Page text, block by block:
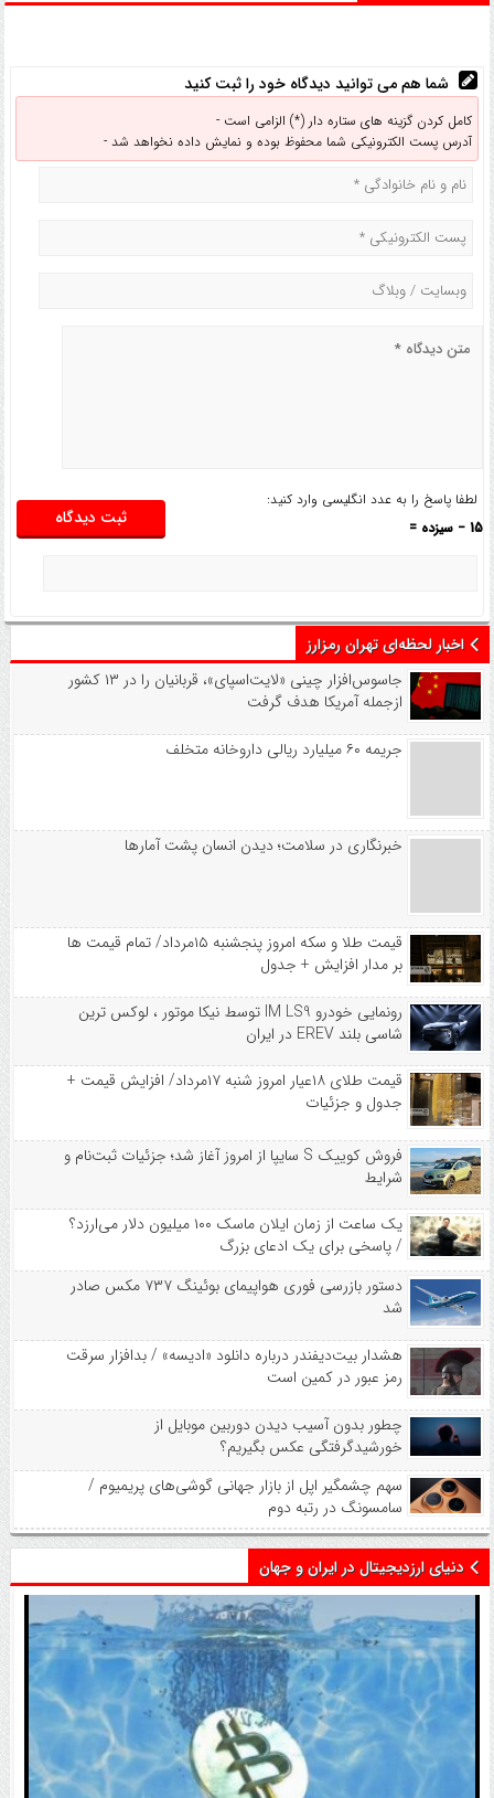
شما هم می توانید دیدگاه خود را ثبت کنید
کامل کردن گزینه های ستاره دار (*) الزامی است -
آدرس پست الکترونیکی شما محفوظ بوده و نمایش داده نخواهد شد -
لطفا پاسخ را به عدد انگلیسی وارد کنید:
15 − سیزده =
اخبار لحظه‌ای تهران رمزارز
جاسوس‌افزار چینی «لایت‌اسپای»، قربانیان را در ۱۳ کشور
ازجمله آمریکا هدف گرفت
جریمه ۶۰ میلیارد ریالی داروخانه متخلف
خبرنگاری در سلامت؛ دیدن انسان پشت آمارها
قیمت طلا و سکه امروز پنجشنبه ۱۵مرداد/ تمام قیمت ها
بر مدار افزایش + جدول
رونمایی خودرو IM LS9 توسط نیکا موتور ، لوکس ترین
شاسی بلند EREV در ایران
قیمت طلای ۱۸عیار امروز شنبه ۱۷مرداد/ افزایش قیمت +
جدول و جزئیات
فروش کوییک S سایپا از امروز آغاز شد؛ جزئیات ثبت‌نام و
شرایط
یک ساعت از زمان ایلان ماسک ۱۰۰ میلیون دلار می‌ارزد؟
/ پاسخی برای یک ادعای بزرگ
دستور بازرسی فوری هواپیمای بوئینگ ۷۳۷ مکس صادر
شد
هشدار بیت‌دیفندر درباره دانلود «ادیسه» / بدافزار سرقت
رمز عبور در کمین است
چطور بدون آسیب دیدن دوربین موبایل از
خورشیدگرفتگی عکس بگیریم؟
سهم چشمگیر اپل از بازار جهانی گوشی‌های پریمیوم /
سامسونگ در رتبه دوم
دنیای ارزدیجیتال در ایران و جهان